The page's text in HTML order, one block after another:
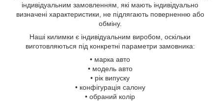
індивідуальним замовленням, які мають індивідуально
визначені характеристики, не підлягають поверненню або
обміну.
Наші килимки є індивідуальним виробом, оскільки
виготовляються під конкретні параметри замовника:
• марка авто
• модель авто
• рік випуску
• конфігурація салону
• обраний колір